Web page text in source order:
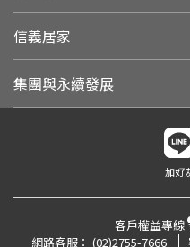
信義居家
集團與永續發展
加好
客戶權益專線
網路客服： (02)2755-7666